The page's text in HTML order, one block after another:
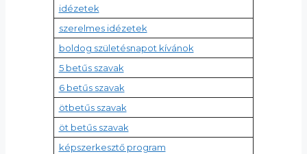
idézetek
szerelmes idézetek
boldog születésnapot kívánok
5 betűs szavak
6 betűs szavak
ötbetűs szavak
öt betűs szavak
képszerkesztő program